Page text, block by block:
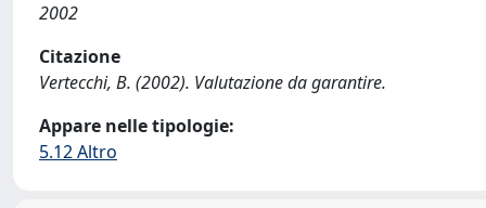
2002
Citazione
Vertecchi, B. (2002). Valutazione da garantire.
Appare nelle tipologie:
5.12 Altro